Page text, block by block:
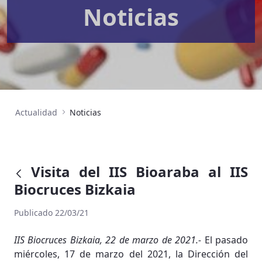
Noticias
Actualidad Noticias
Visita del IIS Bioaraba al IIS
Biocruces Bizkaia
Publicado 22/03/21
IIS Biocruces Bizkaia, 22 de marzo de 2021.- El pasado
miércoles, 17 de marzo del 2021, la Dirección del